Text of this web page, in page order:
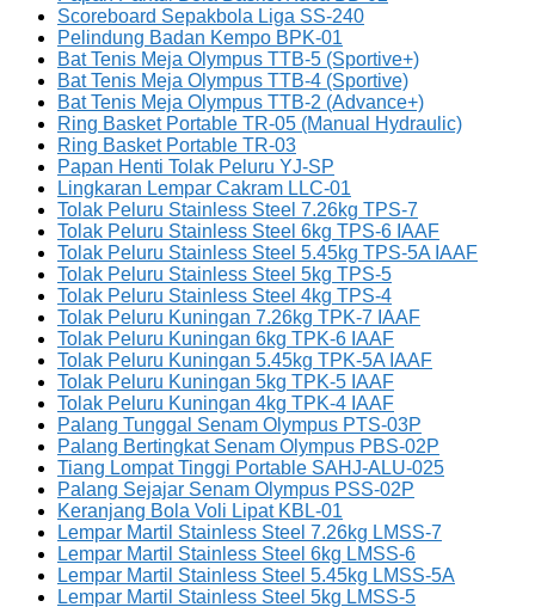
Scoreboard Sepakbola Liga SS-240
Pelindung Badan Kempo BPK-01
Bat Tenis Meja Olympus TTB-5 (Sportive+)
Bat Tenis Meja Olympus TTB-4 (Sportive)
Bat Tenis Meja Olympus TTB-2 (Advance+)
Ring Basket Portable TR-05 (Manual Hydraulic)
Ring Basket Portable TR-03
Papan Henti Tolak Peluru YJ-SP
Lingkaran Lempar Cakram LLC-01
Tolak Peluru Stainless Steel 7.26kg TPS-7
Tolak Peluru Stainless Steel 6kg TPS-6 IAAF
Tolak Peluru Stainless Steel 5.45kg TPS-5A IAAF
Tolak Peluru Stainless Steel 5kg TPS-5
Tolak Peluru Stainless Steel 4kg TPS-4
Tolak Peluru Kuningan 7.26kg TPK-7 IAAF
Tolak Peluru Kuningan 6kg TPK-6 IAAF
Tolak Peluru Kuningan 5.45kg TPK-5A IAAF
Tolak Peluru Kuningan 5kg TPK-5 IAAF
Tolak Peluru Kuningan 4kg TPK-4 IAAF
Palang Tunggal Senam Olympus PTS-03P
Palang Bertingkat Senam Olympus PBS-02P
Tiang Lompat Tinggi Portable SAHJ-ALU-025
Palang Sejajar Senam Olympus PSS-02P
Keranjang Bola Voli Lipat KBL-01
Lempar Martil Stainless Steel 7.26kg LMSS-7
Lempar Martil Stainless Steel 6kg LMSS-6
Lempar Martil Stainless Steel 5.45kg LMSS-5A
Lempar Martil Stainless Steel 5kg LMSS-5